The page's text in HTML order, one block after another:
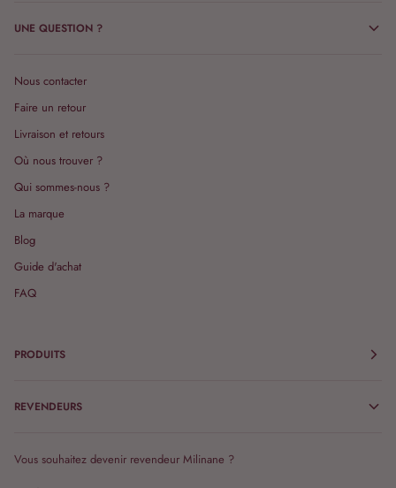
UNE QUESTION ?
Nous contacter
Faire un retour
Livraison et retours
Où nous trouver ?
Qui sommes-nous ?
La marque
Blog
Guide d'achat
FAQ
PRODUITS
REVENDEURS
Vous souhaitez devenir revendeur Milinane ?